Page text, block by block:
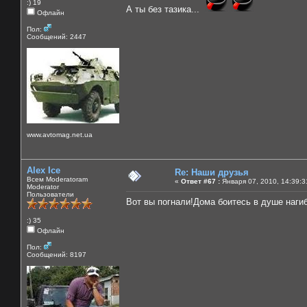
:) 19
Офлайн
Пол:
Сообщений: 2447
www.avtomag.net.ua
А ты без тазика...
Alex Ice
Всем Moderatoram
Moderator
Пользователи
:) 35
Офлайн
Пол:
Сообщений: 8197
Re: Наши друзья
« Ответ #67 : Января 07, 2010,
Вот вы погнали!Дома боитесь в душе